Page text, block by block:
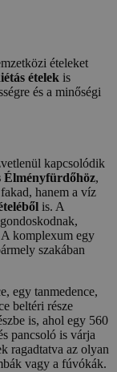
ételeket
ételek is
és a minőségi
kapcsolódik
Élményfürdőhöz,
hanem a víz
is. A
gondoskodnak,
komplexum egy
szakában
egy tanmedence,
beltéri része
is, ahol egy 560
pancsoló is várja
ragadtatva az olyan
vagy a fúvókák.